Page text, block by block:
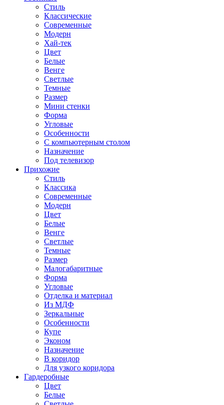
Стиль
Классические
Современные
Модерн
Хай-тек
Цвет
Белые
Венге
Светлые
Темные
Размер
Мини стенки
Форма
Угловые
Особенности
С компьютерным столом
Назначение
Под телевизор
Прихожие
Стиль
Классика
Современные
Модерн
Цвет
Белые
Венге
Светлые
Темные
Размер
Малогабаритные
Форма
Угловые
Отделка и материал
Из МДФ
Зеркальные
Особенности
Купе
Эконом
Назначение
В коридор
Для узкого коридора
Гардеробные
Цвет
Белые